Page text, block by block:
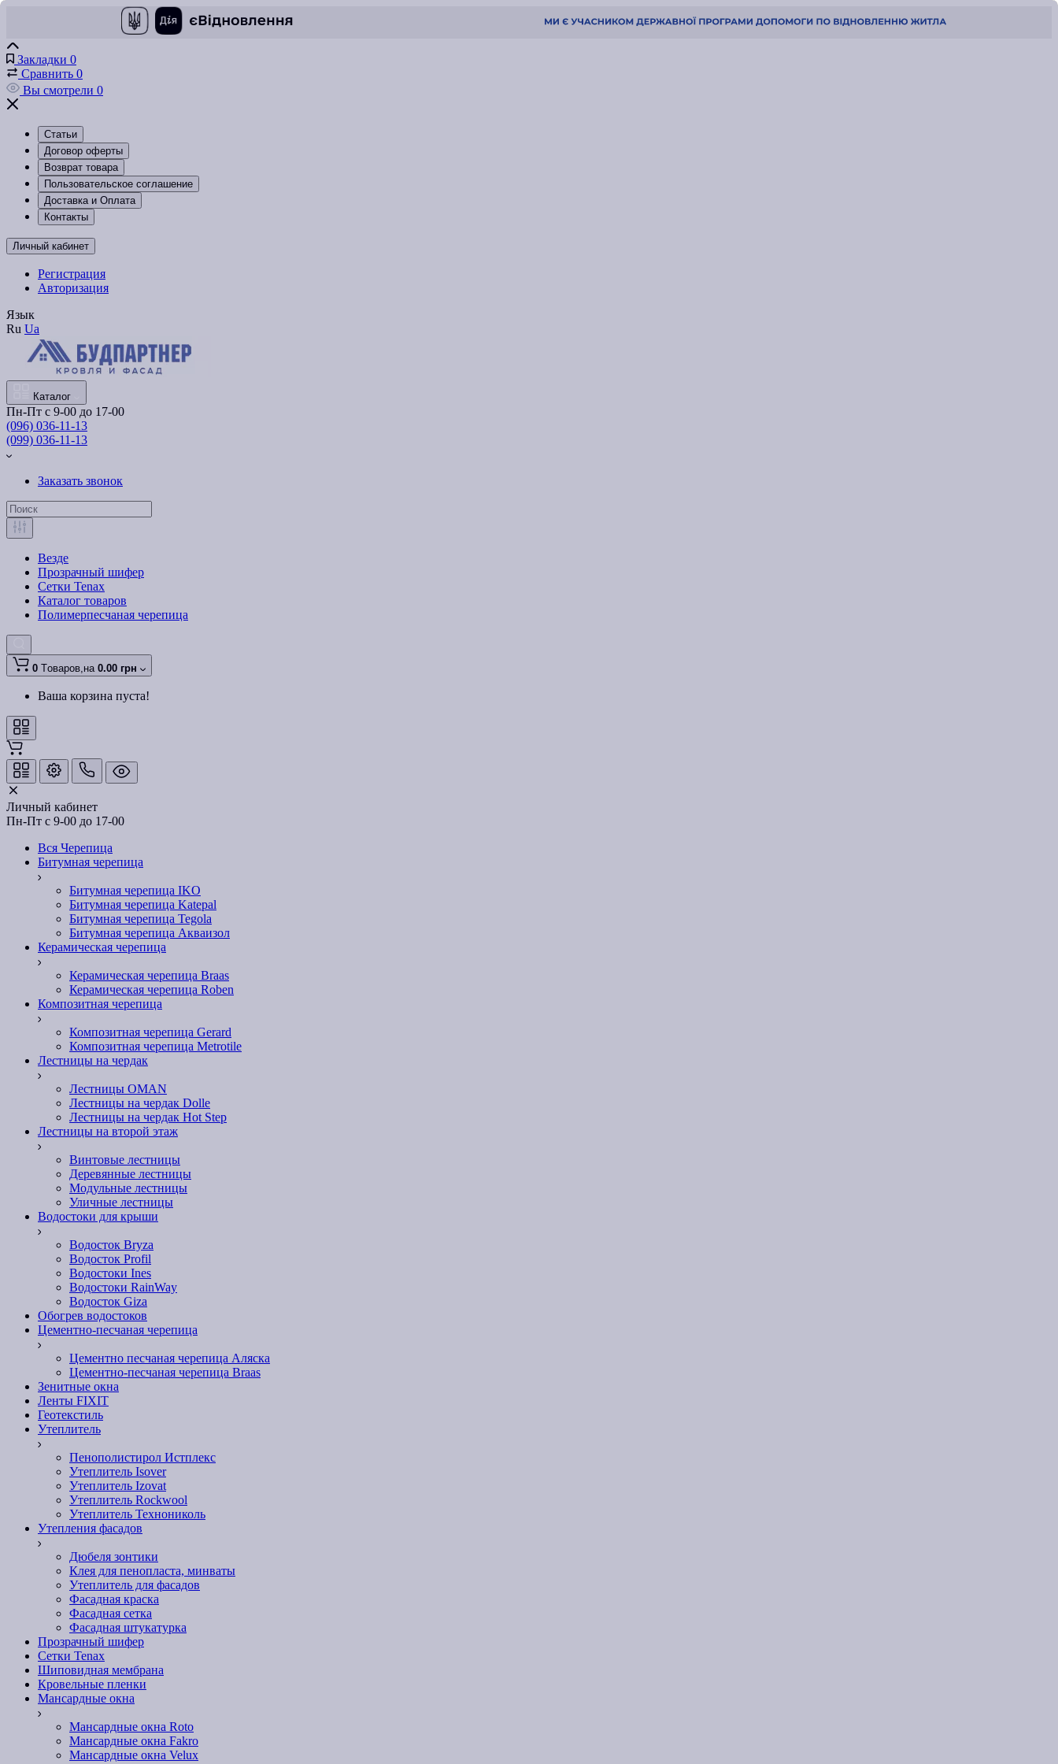
Закладки 0
Сравнить 0
Вы смотрели 0
Статьи
Договор оферты
Возврат товара
Пользовательское соглашение
Доставка и Оплата
Контакты
Личный кабинет
Регистрация
Авторизация
Язык
Ru Ua
Каталог
Пн-Пт с 9-00 до 17-00
(096) 036-11-13
(099) 036-11-13
Заказать звонок
Везде
Прозрачный шифер
Сетки Tenax
Каталог товаров
Полимерпесчаная черепица
0 Tоваров,на 0.00 грн
Ваша корзина пуста!
Личный кабинет
Пн-Пт с 9-00 до 17-00
Вся Черепица
Битумная черепица
Битумная черепица IKO
Битумная черепица Katepal
Битумная черепица Tegola
Битумная черепица Акваизол
Керамическая черепица
Керамическая черепица Braas
Керамическая черепица Roben
Композитная черепица
Композитная черепица Gerard
Композитная черепица Metrotile
Лестницы на чердак
Лестницы OMAN
Лестницы на чердак Dolle
Лестницы на чердак Hot Step
Лестницы на второй этаж
Винтовые лестницы
Деревянные лестницы
Модульные лестницы
Уличные лестницы
Водостоки для крыши
Водосток Bryza
Водосток Profil
Водостоки Ines
Водостоки RainWay
Водосток Giza
Обогрев водостоков
Цементно-песчаная черепица
Цементно песчаная черепица Аляска
Цементно-песчаная черепица Braas
Зенитные окна
Ленты FIXIT
Геотекстиль
Утеплитель
Пенополистирол Истплекс
Утеплитель Isover
Утеплитель Izovat
Утеплитель Rockwool
Утеплитель Технониколь
Утепления фасадов
Дюбеля зонтики
Клея для пенопласта, минваты
Утеплитель для фасадов
Фасадная краска
Фасадная сетка
Фасадная штукатурка
Прозрачный шифер
Сетки Tenax
Шиповидная мембрана
Кровельные пленки
Мансардные окна
Мансардные окна Roto
Мансардные окна Fakro
Мансардные окна Velux